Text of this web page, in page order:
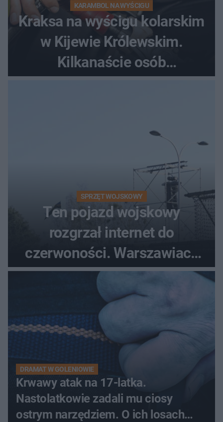
KARAMBOL NA WYŚCIGU
Kraksa na wyścigu kolarskim
w Kijewie Królewskim.
Kilkanaście osób
poszkodowanych, lądował
SPRZĘT WOJSKOWY
Ten pojazd wojskowy
rozgrzał internet do
czerwoności. Warszawiacy
pytali, czy to Mad Max!
DRAMAT W GOLENIOWIE
Krwawy atak na 17-latka.
Nastolatkowie zadali mu ciosy
ostrym narzędziem. O ich losach